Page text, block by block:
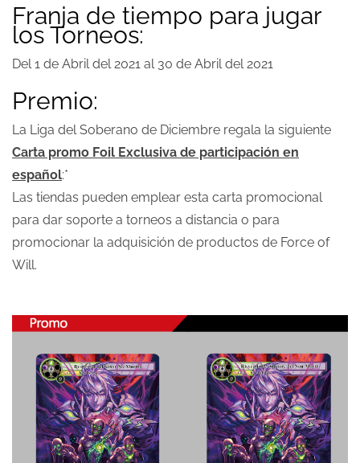
Franja de tiempo para jugar
los Torneos:
Del 1 de Abril del 2021 al 30 de Abril del 2021
Premio:
La Liga del Soberano de Diciembre regala la siguiente
Carta promo Foil Exclusiva de participación en
español:*
Las tiendas pueden emplear esta carta promocional
para dar soporte a torneos a distancia o para
promocionar la adquisición de productos de Force of
Will.